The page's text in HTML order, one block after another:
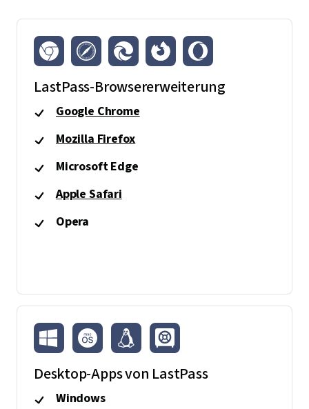
LastPass-Browsererweiterung
Google Chrome
Mozilla Firefox
Microsoft Edge
Apple Safari
Opera
Desktop-Apps von LastPass
Windows